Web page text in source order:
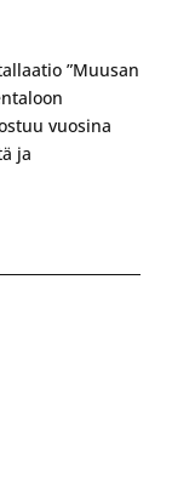
”Muusan
vuosina
ja